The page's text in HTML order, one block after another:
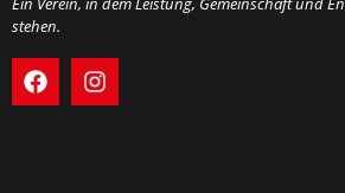
stehen.